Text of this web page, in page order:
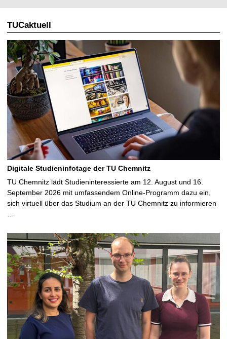
TUCaktuell
Digitale Studieninfotage der TU Chemnitz
TU Chemnitz lädt Studieninteressierte am 12. August und 16.
September 2026 mit umfassendem Online-Programm dazu ein,
sich virtuell über das Studium an der TU Chemnitz zu informieren